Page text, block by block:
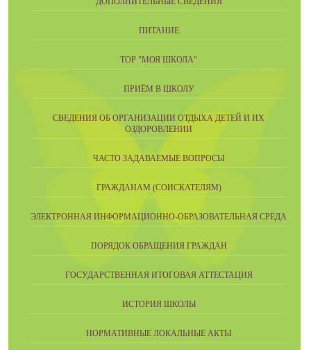
ПИТАНИЕ
ТОР "МОЯ ШКОЛА"
ПРИЁМ В ШКОЛУ
СВЕДЕНИЯ ОБ ОРГАНИЗАЦИИ ОТДЫХА ДЕТЕЙ И ИХ
ОЗДОРОВЛЕНИИ
ЧАСТО ЗАДАВАЕМЫЕ ВОПРОСЫ
ГРАЖДАНАМ (СОИСКАТЕЛЯМ)
ЭЛЕКТРОННАЯ ИНФОРМАЦИОННО-ОБРАЗОВАТЕЛЬНАЯ СРЕДА
ПОРЯДОК ОБРАЩЕНИЯ ГРАЖДАН
ГОСУДАРСТВЕННАЯ ИТОГОВАЯ АТТЕСТАЦИЯ
ИСТОРИЯ ШКОЛЫ
НОРМАТИВНЫЕ ЛОКАЛЬНЫЕ АКТЫ